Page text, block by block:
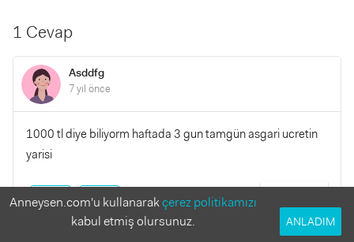
1 Cevap
Asddfg
7 yıl önce
1000 tl diye biliyorm haftada 3 gun tamgün asgari ucretin
yarisi
0 0
Anneysen.com'u kullanarakçerez politikamızı
kabul etmiş olursunuz.
ANLADIM